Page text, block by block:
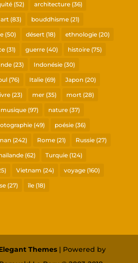
(52) architecture(36)
art(83) bouddhisme(21)
(50) désert(18) ethnologie(20)
(31) guerre(40) histoire(75)
(23) Indonésie(30)
(76) Italie(69) Japon(20)
(23) mer(35) mort(28)
musique(97) nature(37)
(49) poésie(36)
(242) Rome(21) Russie(27)
(62) Turquie(124)
Vietnam (24) voyage(160)
(27) île(18)
Themes | Powered by